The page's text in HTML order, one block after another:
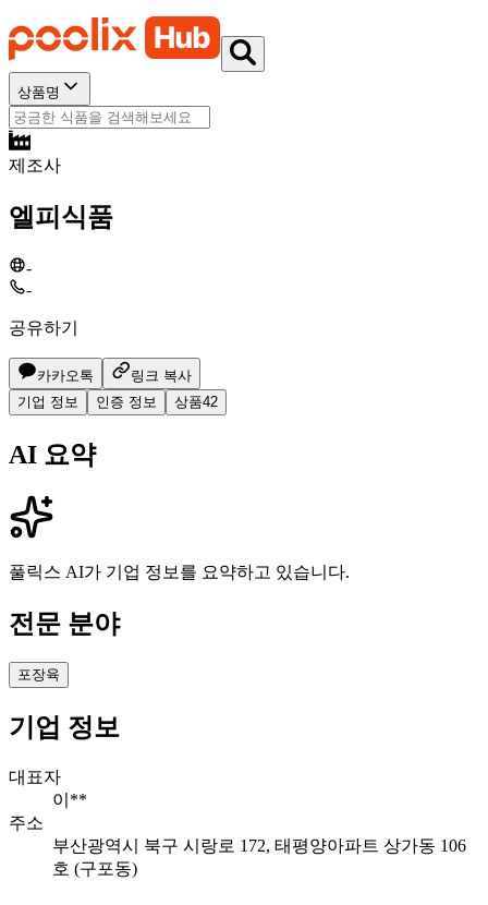
상품명
제조사
엘피식품
-
-
공유하기
카카오톡
링크 복사
기업 정보
인증 정보 상품42
AI 요약
풀릭스 AI가 기업 정보를 요약하고 있습니다.
전문 분야
포장육
기업 정보
대표자
이**
주소
부산광역시 북구 시랑로 172, 태평양아파트 상가동 106
호 (구포동)